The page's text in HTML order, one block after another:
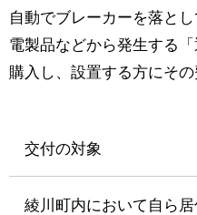
自動でブレーカーを落と
電製品などから発生する
購入し、設置する方にそ
交付の対象
綾川町内において自ら